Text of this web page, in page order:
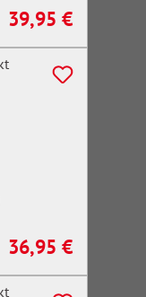
Regulärer Preis:
39,95 €
Regulärer Preis:
36,95 €